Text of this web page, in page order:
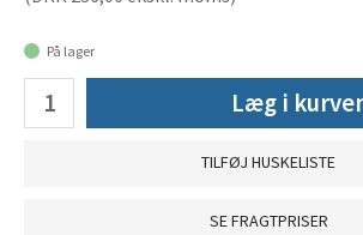
På lager
Læg i
TILFØJ HUSKELISTE
SE FRAGTPRISER